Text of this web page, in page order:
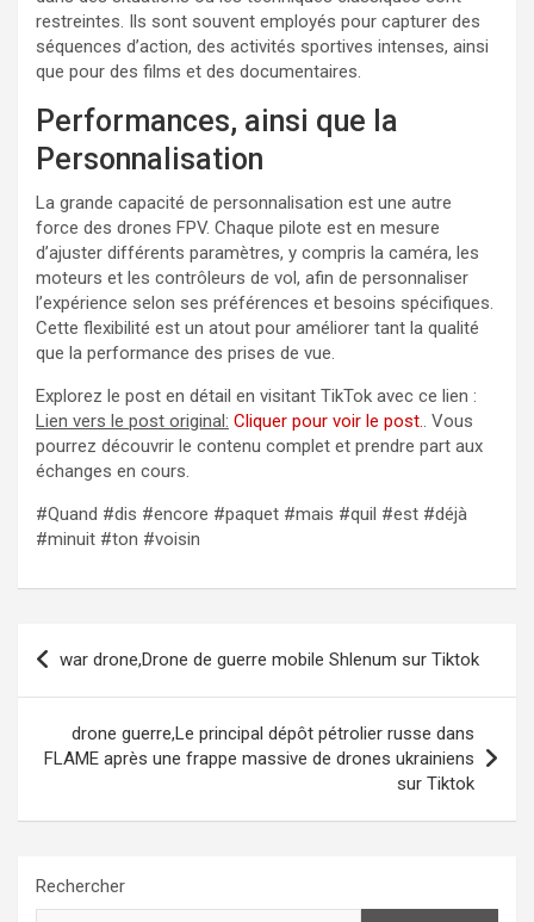
restreintes. Ils sont souvent employés pour capturer des
séquences d’action, des activités sportives intenses, ainsi
que pour des films et des documentaires.
Performances, ainsi que la
Personnalisation
La grande capacité de personnalisation est une autre
force des drones FPV. Chaque pilote est en mesure
d’ajuster différents paramètres, y compris la caméra, les
moteurs et les contrôleurs de vol, afin de personnaliser
l’expérience selon ses préférences et besoins spécifiques.
Cette flexibilité est un atout pour améliorer tant la qualité
que la performance des prises de vue.
Explorez le post en détail en visitant TikTok avec ce lien :
Lien vers le post original: Cliquer pour voir le post.. Vous
pourrez découvrir le contenu complet et prendre part aux
échanges en cours.
#Quand #dis #encore #paquet #mais #quil #est #déjà
#minuit #ton #voisin
Navigation
de
l’article
war drone,Drone de guerre mobile Shlenum sur Tiktok
drone guerre,Le principal dépôt pétrolier russe dans
FLAME après une frappe massive de drones ukrainiens
sur Tiktok
Rechercher